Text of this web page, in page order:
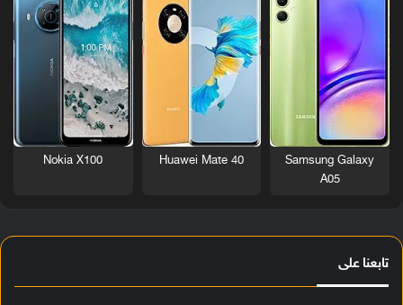
Samsung Galaxy
A05
Huawei Mate 40
Nokia X100
تابعنا على